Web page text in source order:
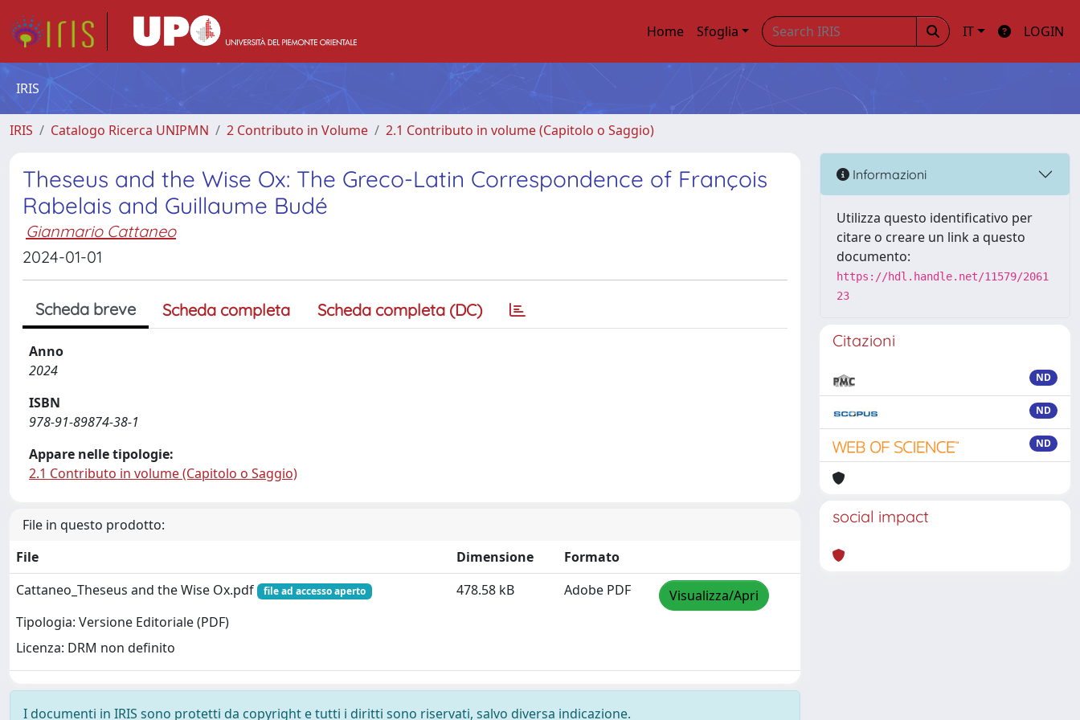
Home Sfoglia IT LOGIN
IRIS
IRIS Catalogo Ricerca UNIPMN 2 Contributo in Volume 2.1 Contributo in volume (Capitolo o Saggio)
Theseus and the Wise Ox: The Greco-Latin Correspondence of François
Rabelais and Guillaume Budé
Gianmario Cattaneo
2024-01-01
Scheda breve Scheda completa Scheda completa (DC)
Anno
2024
ISBN
978-91-89874-38-1
Appare nelle tipologie:
2.1 Contributo in volume (Capitolo o Saggio)
File in questo prodotto:
File
Dimensione
Formato
Cattaneo_Theseus and the Wise Ox.pdf
file ad accesso aperto
Tipologia: Versione Editoriale (PDF)
Licenza: DRM non definito
478.58 kB Adobe PDF Visualizza/Apri
I documenti in IRIS sono protetti da copyright e tutti i diritti sono riservati, salvo diversa indicazione.
Informazioni
Utilizza questo identificativo per
citare o creare un link a questo
documento:
https://hdl.handle.net/11579/2061
23
Citazioni
ND
ND
ND
social impact